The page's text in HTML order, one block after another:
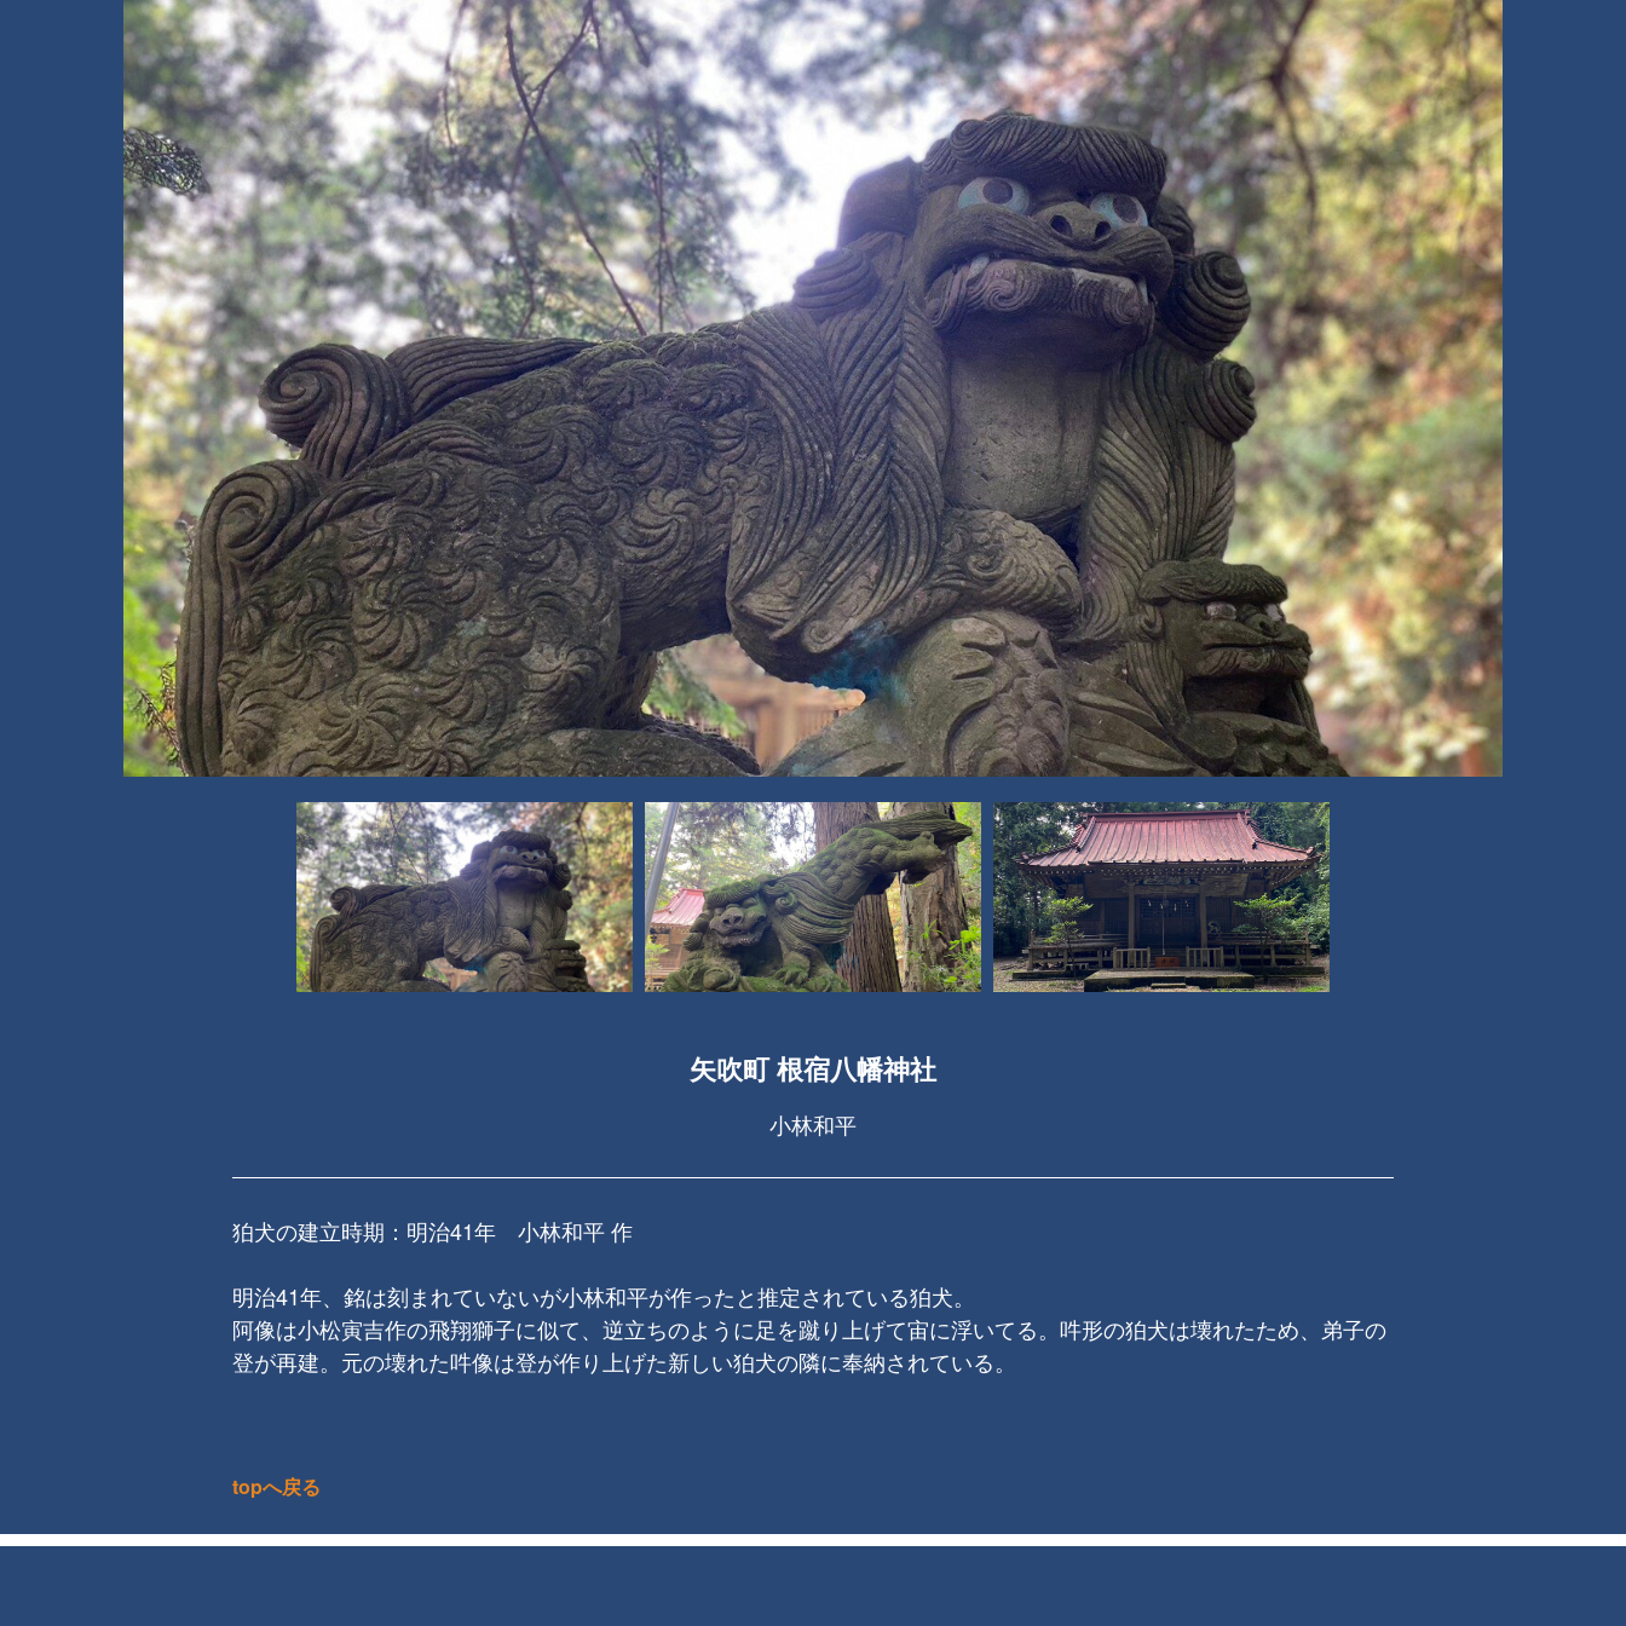
矢吹町 根宿八幡神社
小林和平
狛犬の建立時期：明治41年 小林和平 作
明治41年、銘は刻まれていないが小林和平が作ったと推定されている狛犬。
阿像は小松寅吉作の飛翔獅子に似て、逆立ちのように足を蹴り上げて宙に浮いてる。吽形の狛犬は壊れたため、弟子の
登が再建。元の壊れた吽像は登が作り上げた新しい狛犬の隣に奉納されている。
topへ戻る